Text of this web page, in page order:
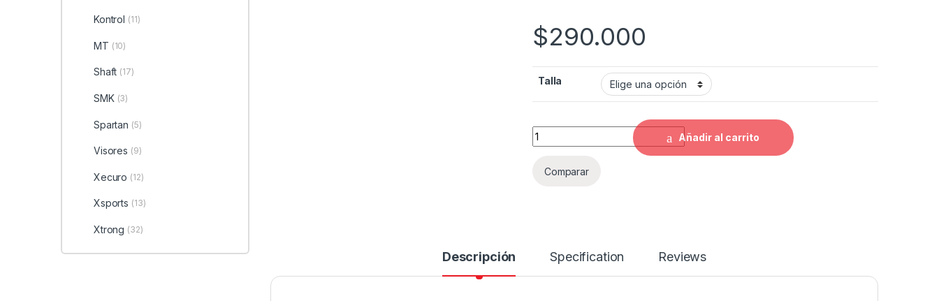
$290.000
Talla
Casco Abatible ICH 3130 Complex Negro Mate Gris Visor Plateado quantity
Añadir al carrito
Comparar
Descripción Specification Reviews
Kontrol (11)
MT (10)
Shaft (17)
SMK (3)
Spartan (5)
Visores (9)
Xecuro (12)
Xsports (13)
Xtrong (32)